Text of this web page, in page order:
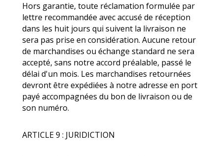
Hors garantie, toute réclamation formulée par
lettre recommandée avec accusé de réception
dans les huit jours qui suivent la livraison ne
sera pas prise en considération. Aucune retour
de marchandises ou échange standard ne sera
accepté, sans notre accord préalable, passé le
délai d'un mois. Les marchandises retournées
devront être expédiées à notre adresse en port
payé accompagnées du bon de livraison ou de
son numéro.
ARTICLE 9 : JURIDICTION